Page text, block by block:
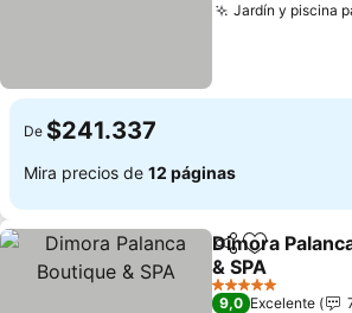
Jardín y piscina
De $241.337
Mira precios de 12 páginas
CompartirAgregar a
Dimora
& SPA
Ver precios
5 Estrellas
9,0 Excelente